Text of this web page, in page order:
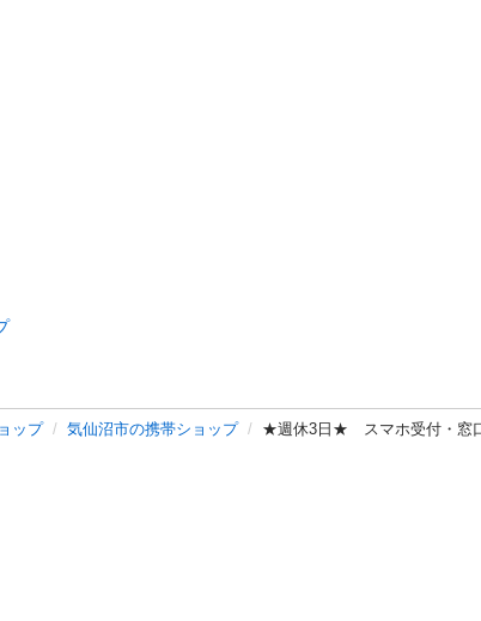
ップ 気仙沼市の携帯ショップ ★週休3日★ スマホ受付・窓